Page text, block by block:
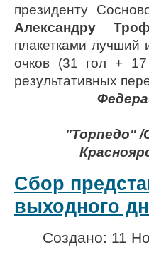
президенту
Александру
плакетками
очков (31 гол +
результативных
"Торпедо" /
Сбор
выходного
Создано: 11